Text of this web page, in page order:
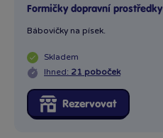
Formičky dopravní prostředky
Bábovičky na písek.
Skladem
Ihned: 21 poboček
Rezervovat